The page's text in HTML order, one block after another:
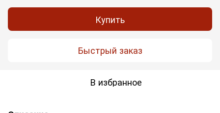
Купить
Быстрый заказ
В избранное